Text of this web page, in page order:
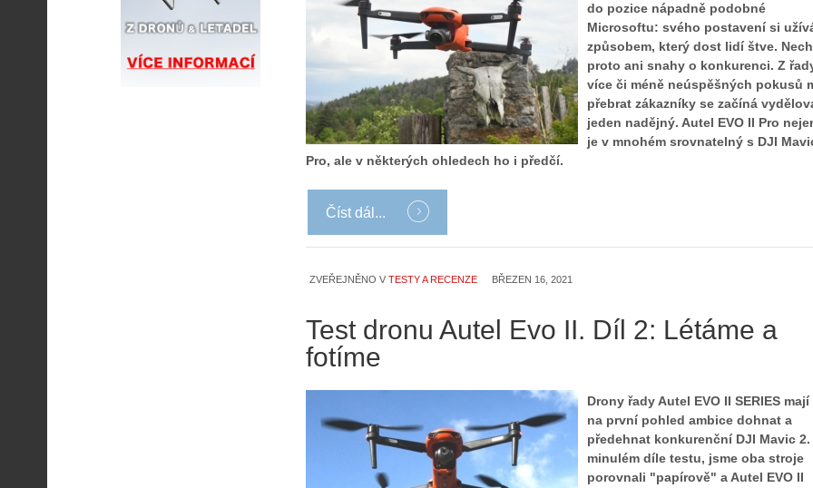
do pozice nápadně podobné
Microsoftu: svého postavení si
způsobem, který dost lidí štve.
proto ani snahy o konkurenci. Z
více či méně neúspěšných pokusů
přebrat zákazníky se začíná
jeden nadějný. Autel EVO II Pro
je v mnohém srovnatelný s DJI
Pro, ale v některých ohledech ho i předčí.
Číst dál...
ZVEŘEJNĚNO V TESTY A RECENZE BŘEZEN 16, 2021
Test dronu Autel Evo II. Díl 2: Létáme a
fotíme
Drony řady Autel EVO II SERIES mají
na první pohled ambice dohnat a
předehnat konkurenční DJI Mavic 2.
minulém díle testu, jsme oba stroje
porovnali "papírově" a Autel EVO II